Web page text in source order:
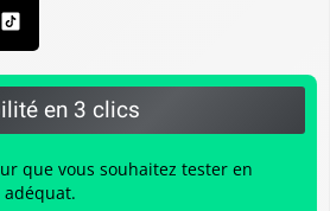
en 3 clics
que vous souhaitez tester en